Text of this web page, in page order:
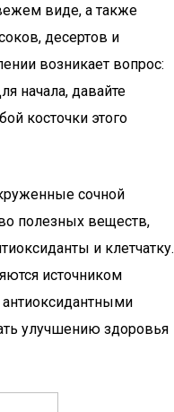
виде, а также
десертов и
возникает вопрос:
начала, давайте
косточки этого
сочной
полезных веществ,
и клетчатку.
источником
улучшению здоровья